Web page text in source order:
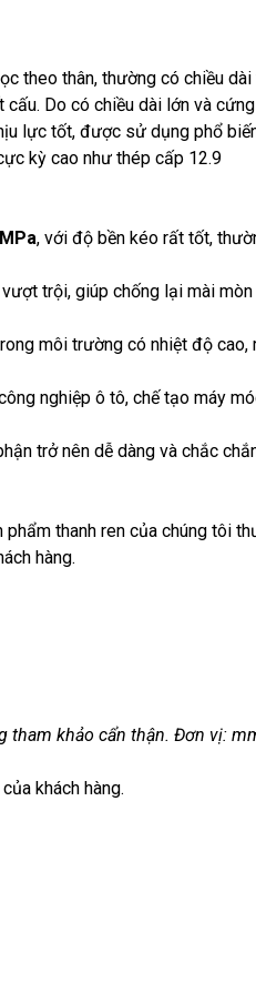
theo thân, thường có chiều
Do có chiều dài lớn và
lực tốt, được sử dụng phổ
kỳ cao như thép cấp 12.9
, với độ bền kéo rất tốt,
trội, giúp chống lại mài
môi trường có nhiệt độ
nghiệp ô tô, chế tạo máy
trở nên dễ dàng và chắc
thanh ren của chúng tôi
hàng.
tham khảo cẩn thận. Đơn vị:
khách hàng.